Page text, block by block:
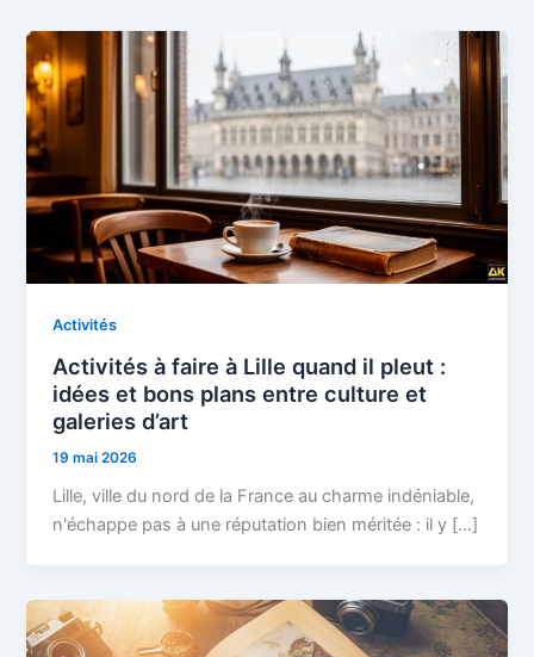
Activités
Activités à faire à Lille quand il pleut :
idées et bons plans entre culture et
galeries d’art
19 mai 2026
Lille, ville du nord de la France au charme indéniable,
n'échappe pas à une réputation bien méritée : il y […]